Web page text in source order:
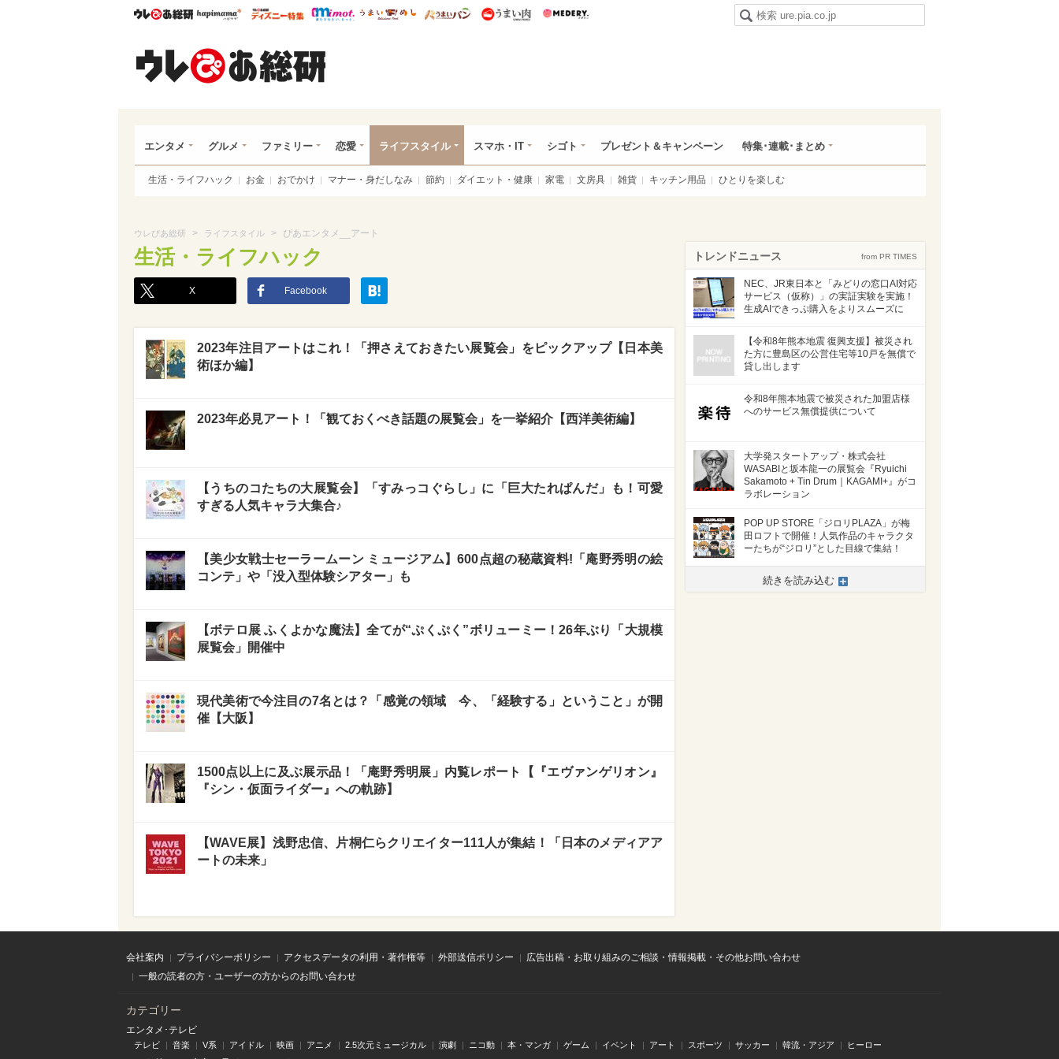
ウレぴあ総研ハピママ* ウレぴあ総研 ディズニー特集
mimot. うまいめし うまいパン うまい肉
エンタメ グルメ ファミリー 恋愛 ライフスタイル スマホ・IT シゴト プレゼント＆キャンペーン 特集･連載･まとめ
生活・ライフハック お金 おでかけ マナー・身だしなみ 節約 ダイエット・健康 家電 文房具 雑貨 キッチン用品 ひとりを楽しむ
ウレぴあ総研 > ライフスタイル > ぴあエンタメ__アート
生活・ライフハック
X Facebook
2023年注目アートはこれ！「押さえておきたい展覧会」をピックアップ【日本美
術ほか編】
2023年必見アート！「観ておくべき話題の展覧会」を一挙紹介【西洋美術編】
【うちのコたちの大展覧会】「すみっコぐらし」に「巨大たれぱんだ」も！可愛
すぎる人気キャラ大集合♪
【美少女戦士セーラームーン ミュージアム】600点超の秘蔵資料!「庵野秀明の絵
コンテ」や「没入型体験シアター」も
【ボテロ展 ふくよかな魔法】全てが“ぷくぷく”ボリューミー！26年ぶり「大規模
展覧会」開催中
現代美術で今注目の7名とは？「感覚の領域 今、「経験する」ということ」が開
催【大阪】
1500点以上に及ぶ展示品！「庵野秀明展」内覧レポート【『エヴァンゲリオン』
『シン・仮面ライダー』への軌跡】
【WAVE展】浅野忠信、片桐仁らクリエイター111人が集結！「日本のメディアア
ートの未来」
トレンドニュース from PR TIMES
NEC、JR東日本と「みどりの窓口AI対応
サービス（仮称）」の実証実験を実施！
生成AIできっぷ購入をよりスムーズに
【令和8年熊本地震 復興支援】被災され
た方に豊島区の公営住宅等10戸を無償で
貸し出します
令和8年熊本地震で被災された加盟店様
へのサービス無償提供について
大学発スタートアップ・株式会社
WASABIと坂本龍一の展覧会『Ryuichi
Sakamoto + Tin Drum｜KAGAMI+』がコ
ラボレーション
POP UP STORE「ジロリPLAZA」が梅
田ロフトで開催！人気作品のキャラクタ
ーたちが“ジロリ”とした目線で集結！
続きを読み込む
会社案内 プライバシーポリシー アクセスデータの利用・著作権等 外部送信ポリシー
広告出稿・お取り組みのご相談・情報掲載・その他お問い合わせ
一般の読者の方・ユーザーの方からのお問い合わせ
カテゴリー
エンタメ･テレビ
テレビ 音楽 V系 アイドル 映画 アニメ 2.5次元ミュージカル 演劇 ニコ動 本・マンガ ゲーム イベント アート スポーツ サッカー 韓流・アジア ヒーロー